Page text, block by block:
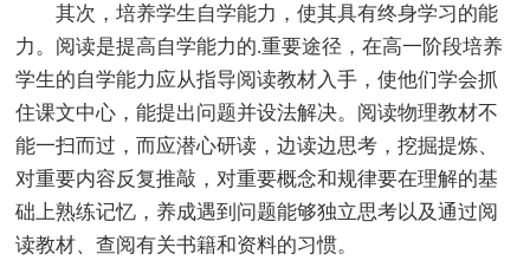
其次，培养学生自学能力，使其具有终身学习的能
力。阅读是提高自学能力的.重要途径，在高一阶段培养
学生的自学能力应从指导阅读教材入手，使他们学会抓
住课文中心，能提出问题并设法解决。阅读物理教材不
能一扫而过，而应潜心研读，边读边思考，挖掘提炼、
对重要内容反复推敲，对重要概念和规律要在理解的基
础上熟练记忆，养成遇到问题能够独立思考以及通过阅
读教材、查阅有关书籍和资料的习惯。